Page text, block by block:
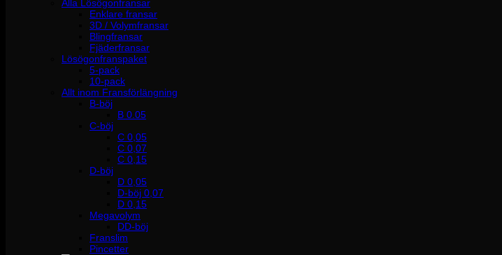
Alla Lösögonfransar
Enklare fransar
3D / Volymfransar
Blingfransar
Fjäderfransar
Lösögonfranspaket
5-pack
10-pack
Allt inom Fransförlängning
B-böj
B 0.05
C-böj
C 0,05
C 0,07
C 0,15
D-böj
D 0,05
D-böj 0,07
D 0,15
Megavolym
DD-böj
Franslim
Pincetter